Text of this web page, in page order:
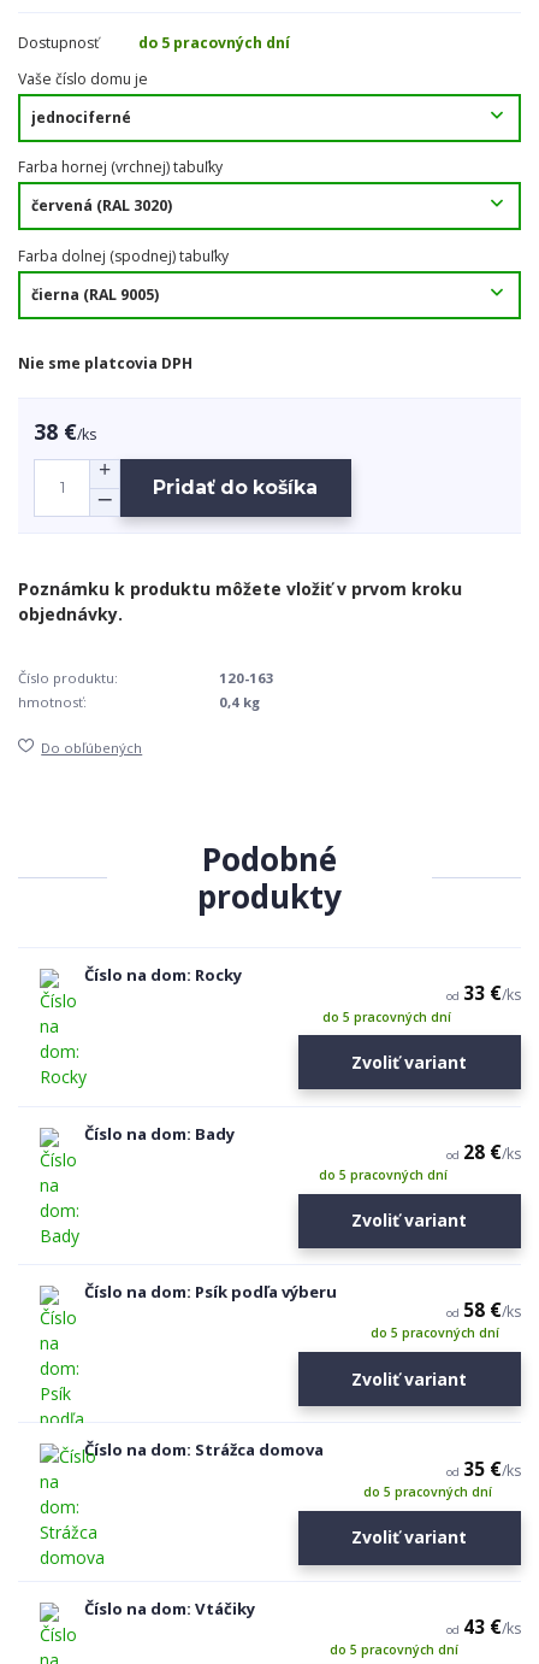
Dostupnosť
do 5 pracovných dní
Vaše číslo domu je
Farba hornej (vrchnej) tabuľky
Farba dolnej (spodnej) tabuľky
Nie sme platcovia DPH
38 €/ks
Pridať do košíka
Číslo produktu:
120-163
hmotnosť:
0,4 kg
Do obľúbených
Podobné
produkty
Číslo na dom: Rocky
od 33 €/ks
do 5 pracovných dní
Zvoliť variant
Číslo na dom: Bady
od 28 €/ks
do 5 pracovných dní
Zvoliť variant
Číslo na dom: Psík podľa výberu
od 58 €/ks
do 5 pracovných dní
Zvoliť variant
Číslo na dom: Strážca domova
od 35 €/ks
do 5 pracovných dní
Zvoliť variant
Číslo na dom: Vtáčiky
od 43 €/ks
do 5 pracovných dní